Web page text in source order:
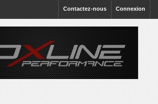
Connexion
Contactez-nous